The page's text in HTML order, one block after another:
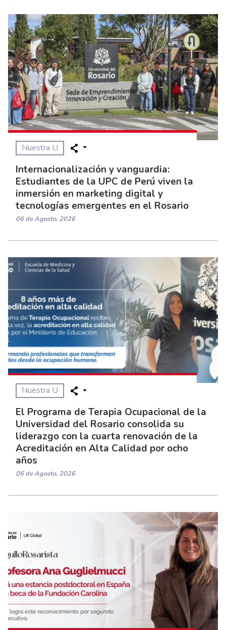
Nuestra U
Internacionalización y vanguardia:
Estudiantes de la UPC de Perú viven la
inmersión en marketing digital y
tecnologías emergentes en el Rosario
06 de Agosto, 2026
Nuestra U
El Programa de Terapia Ocupacional de la
Universidad del Rosario consolida su
liderazgo con la cuarta renovación de la
Acreditación en Alta Calidad por ocho
años
06 de Agosto, 2026